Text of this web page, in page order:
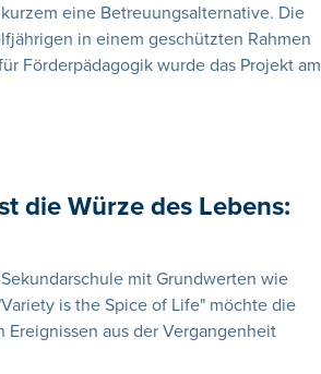
eine Betreuungsalternative. Die
in einem geschützten Rahmen
Förderpädagogik wurde das Projekt am
die Würze des Lebens:
mit Grundwerten wie
is the Spice of Life" möchte die
aus der Vergangenheit